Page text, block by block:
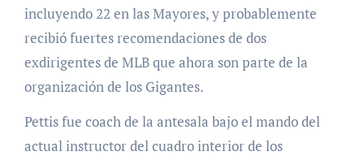
incluyendo 22 en las Mayores, y probablemente
recibió fuertes recomendaciones de dos
exdirigentes de MLB que ahora son parte de la
organización de los Gigantes.
Pettis fue coach de la antesala bajo el mando del
actual instructor del cuadro interior de los